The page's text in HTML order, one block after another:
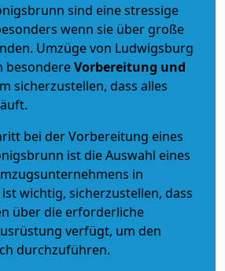
sind eine stressige
wenn sie über große
Umzüge von Ludwigsburg
besondereVorbereitung und
sicherzustellen, dass alles
bei der Vorbereitung eines
ist die Auswahl eines
in
wichtig, sicherzustellen, dass
über die erforderliche
verfügt, um den
durchzuführen.